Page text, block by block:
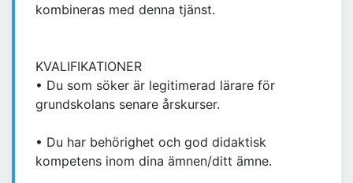
kombineras med denna tjänst.
KVALIFIKATIONER
• Du som söker är legitimerad lärare för
grundskolans senare årskurser.
• Du har behörighet och god didaktisk
kompetens inom dina ämnen/ditt ämne.